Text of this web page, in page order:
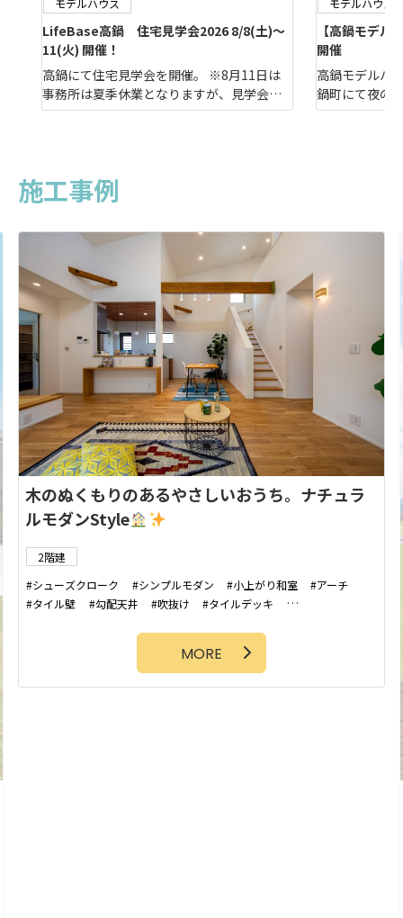
モデルハウス
LifeBase高鍋 住宅見学会2026 8/8(土)～
11(火) 開催！
高鍋にて住宅見学会を開催。 ※8月11日は
事務所は夏季休業となりますが、見学会は
通常通り開催しております。 高鍋モデル概
きな吹き抜け空間でおしゃれカフェのよう
な雰囲気。とても居心地の良 […]
モデルハウス
【高鍋モデ
開催
高鍋モデルハ
鍋町にて夜の
じれない“夜”
施工事例
木のぬくもりのあるやさしいおうち。ナチュラ
ルモダンStyle
2階建
シューズクローク
シンプルモダン 小上がり和室
アーチ
タイル壁
勾配天井 吹抜け
タイルデッキ
ファミリークローゼット
MORE